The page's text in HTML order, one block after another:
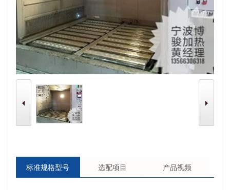
标准规格型号 选配项目 产品视频